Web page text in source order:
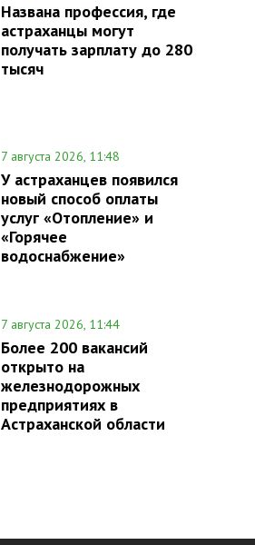
Названа профессия, где
астраханцы могут
получать зарплату до 280
тысяч
7 августа 2026, 11:48
У астраханцев появился
новый способ оплаты
услуг «Отопление» и
«Горячее
водоснабжение»
7 августа 2026, 11:44
Более 200 вакансий
открыто на
железнодорожных
предприятиях в
Астраханской области